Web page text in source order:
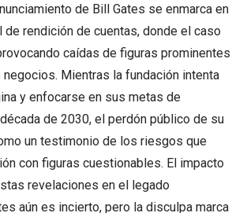
de Bill Gates se enmarca en
de rendición de cuentas, donde el caso
caídas de figuras prominentes
Mientras la fundación intenta
y enfocarse en sus metas de
de 2030, el perdón público de su
un testimonio de los riesgos que
con figuras cuestionables. El impacto
revelaciones en el legado
aún es incierto, pero la disculpa marca